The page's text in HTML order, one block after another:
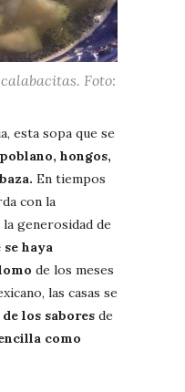
Foto:
esta sopa que se
hongos,
En tiempos
con la
generosidad de
haya
de los meses
las casas se
los sabores de
como